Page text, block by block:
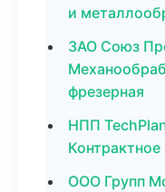
и
ЗАО Союз
фрезерная
НПП
ООО Групп